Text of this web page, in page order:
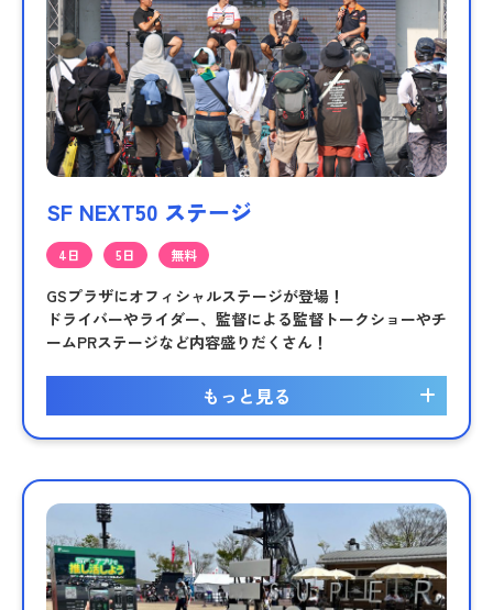
SF NEXT50 ステージ
4日 5日 無料
GSプラザにオフィシャルステージが登場！
ドライバーやライダー、監督による監督トークショーやチ
ームPRステージなど内容盛りだくさん！
もっと見る